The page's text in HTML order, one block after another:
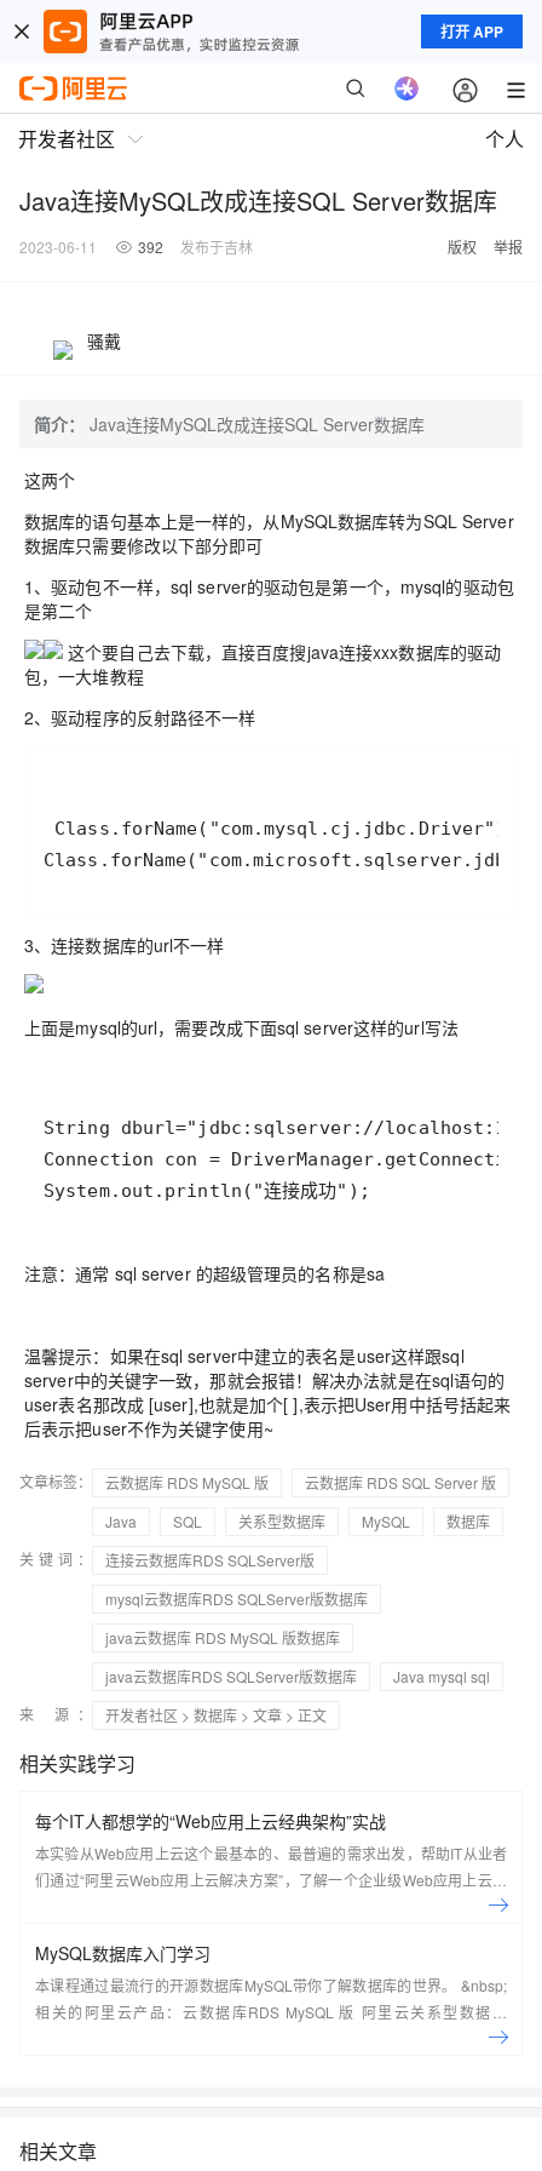
打开 APP
开发者社区 个人
Java连接MySQL改成连接SQL Server数据库
2023-06-11 392 发布于吉林 版权 举报
骚戴
简介： Java连接MySQL改成连接SQL Server数据库
这两个
数据库的语句基本上是一样的，从MySQL数据库转为SQL Server
数据库只需要修改以下部分即可
1、驱动包不一样，sql server的驱动包是第一个，mysql的驱动包
是第二个
这个要自己去下载，直接百度搜java连接xxx数据库的驱动
包，一大堆教程
2、驱动程序的反射路径不一样
3、连接数据库的url不一样
上面是mysql的url，需要改成下面sql server这样的url写法
System.out.println("连接成功");
注意：通常 sql server 的超级管理员的名称是sa
温馨提示：如果在sql server中建立的表名是user这样跟sql
server中的关键字一致，那就会报错！解决办法就是在sql语句的
user表名那改成 [user],也就是加个[ ],表示把User用中括号括起来
后表示把user不作为关键字使用~
文章标签： 云数据库 RDS MySQL 版
云数据库 RDS SQL Server 版
Java
SQL 关系型数据库 MySQL
数据库
关键词：
连接云数据库RDS SQLServer版
mysql云数据库RDS SQLServer版数据库
java云数据库 RDS MySQL 版数据库
java云数据库RDS SQLServer版数据库
Java mysql sql
来 源：
开发者社区 > 数据库 > 文章 > 正文
相关实践学习
每个IT人都想学的“Web应用上云经典架构”实战
本实验从Web应用上云这个最基本的、最普遍的需求出发，帮助IT从业者
们通过“阿里云Web应用上云解决方案”，了解一个企业级Web应用上云的
MySQL数据库入门学习
本课程通过最流行的开源数据库MySQL带你了解数据库的世界。 &nbsp;
相关的阿里云产品：云数据库RDS MySQL 版 阿里云关系型数据库
RDS（Relational Database Service）是一种稳定可靠、可弹性伸缩的在
相关文章